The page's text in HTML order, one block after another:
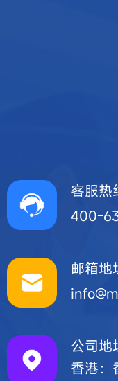
客服热
400-
邮箱地
公司地
香港：